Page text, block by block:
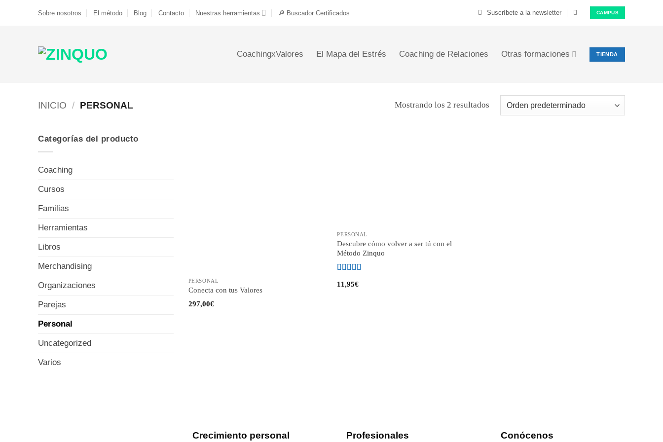
Sobre nosotros El método Blog Contacto Nuestras herramientas 🔎 Buscador Certificados Suscríbete a la newsletter CAMPUS
CoachingxValores El Mapa del Estrés Coaching de Relaciones Otras formaciones TIENDA
INICIO / PERSONAL Mostrando los 2 resultados
Categorías del producto
Coaching
Cursos
Familias
Herramientas
Libros
Merchandising
Organizaciones
Parejas
Personal
Uncategorized
Varios
PERSONAL
Conecta con tus Valores
297,00€
PERSONAL
Descubre cómo volver a ser tú con el
Método Zinquo
con4de
11,95€
Crecimiento personal Profesionales Conócenos